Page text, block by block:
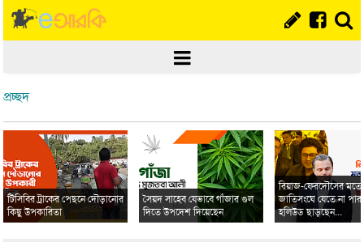
প্রচ্ছদ
টিসিবির ট্রাকের পেছনে দৌড়ানোর
কিছু উপকারিতা
সৈয়দ সাহেব যেভাবে গাঁজার গুল
দিতে উপদেশ দিয়েছেন
রিয়াজ-ফেরদৌসের মতো
জাতিসংঘে যেতে না
হলিউড ছাড়ছেন...